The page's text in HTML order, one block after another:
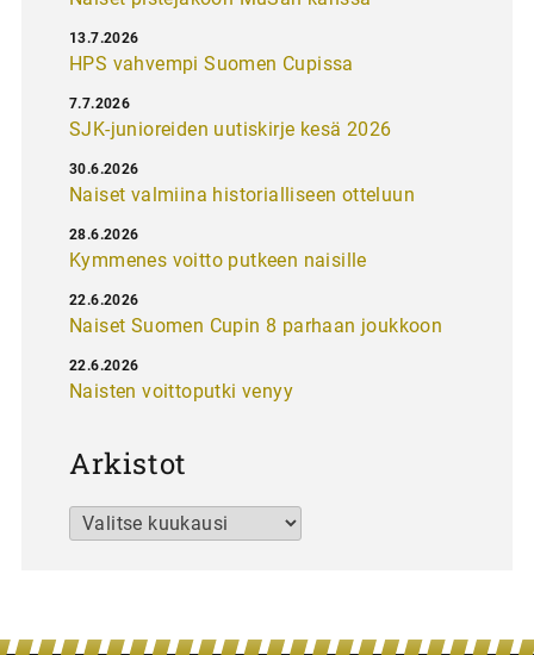
HPS vahvempi Suomen Cupissa
13.7.2026
SJK-junioreiden uutiskirje kesä 2026
7.7.2026
Naiset valmiina historialliseen otteluun
30.6.2026
Kymmenes voitto putkeen naisille
28.6.2026
Naiset Suomen Cupin 8 parhaan joukkoon
22.6.2026
Naisten voittoputki venyy
22.6.2026
Arkistot
Arkistot